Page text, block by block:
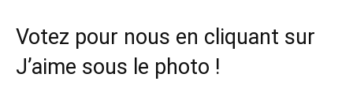
Votez pour nous en cliquant sur
J’aime sous le photo !